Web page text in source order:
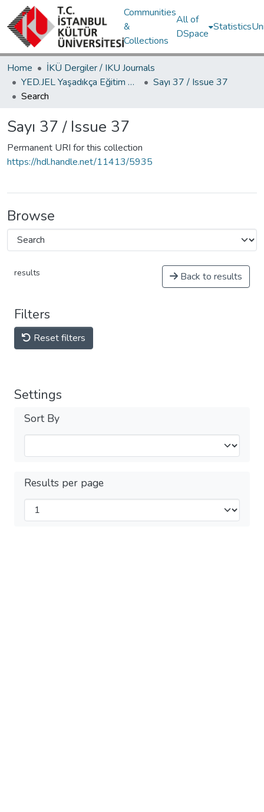
Communities
&
Collections
All of
DSpace
Statistics
Home
İKÜ Dergiler / IKU Journals
YED.JEL Yaşadıkça Eğitim Dergisi / Journal of Education For Life
Sayı 37 / Issue 37
Search
Sayı 37 / Issue 37
Permanent URI for this collection
https://hdl.handle.net/11413/5935
Browse
results Back to results
Filters
Reset filters
Settings
Sort By
Results per page